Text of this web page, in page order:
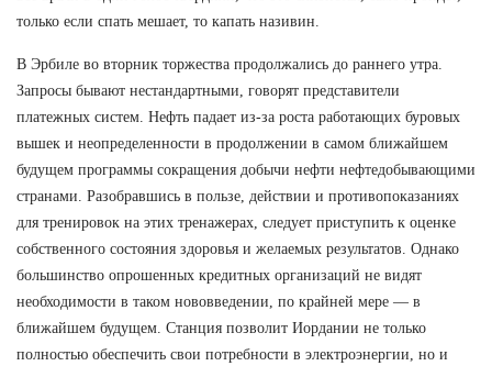
только если спать мешает, то капать називин.
В Эрбиле во вторник торжества продолжались до раннего утра.
Запросы бывают нестандартными, говорят представители
платежных систем. Нефть падает из-за роста работающих буровых
вышек и неопределенности в продолжении в самом ближайшем
будущем программы сокращения добычи нефти нефтедобывающими
странами. Разобравшись в пользе, действии и противопоказаниях
для тренировок на этих тренажерах, следует приступить к оценке
собственного состояния здоровья и желаемых результатов. Однако
большинство опрошенных кредитных организаций не видят
необходимости в таком нововведении, по крайней мере — в
ближайшем будущем. Станция позволит Иордании не только
полностью обеспечить свои потребности в электроэнергии, но и